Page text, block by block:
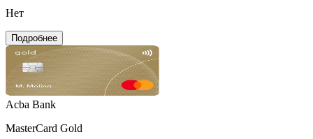
Нет
Подробнее
Acba Bank
MasterCard Gold